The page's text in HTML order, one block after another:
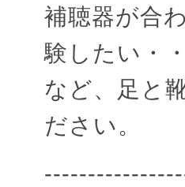
補聴器が合
験したい・
など、足と
ださい。